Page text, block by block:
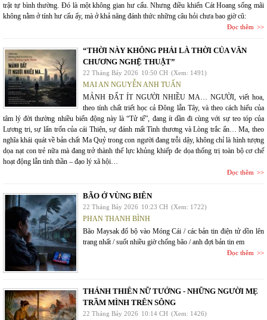
trật tự bình thường. Đó là một không gian hư cấu. Nhưng điều khiến Cát Hoang sống mãi
không nằm ở tính hư cấu ấy, mà ở khả năng đánh thức những câu hỏi chưa bao giờ cũ:
Đọc thêm
“THỜI NÀY KHÔNG PHẢI LÀ THỜI CỦA VĂN
CHƯƠNG NGHỆ THUẬT”
22 Tháng Bảy 2026 10:50 CH (Xem: 1491)
MAI AN NGUYỄN ANH TUẤN
MẢNH ĐẤT ÍT NGƯỜI NHIỀU MA… NGƯỜI, viết hoa,
theo tính chất triết học cả Đông lẫn Tây, và theo cách hiểu của
tâm lý đời thường nhiều biến động này là “Tử tế”, đang ít dần đi cùng với sự teo tóp của
Lương tri, sự lẩn trốn của cái Thiện, sự đánh mất Tình thương và Lòng trắc ẩn… Ma, theo
nghĩa khái quát về bản chất Ma Quỷ trong con người đang trỗi dậy, không chỉ là hình tượng
dọa nạt con trẻ nữa mà đang trở thành thế lực khủng khiếp đe dọa thống trị toàn bộ cơ chế
hoạt động lẫn tinh thần – đạo lý xã hội…
Đọc thêm
BÃO Ở VÙNG BIÊN
22 Tháng Bảy 2026 10:23 CH (Xem: 1722)
PHAN THANH BÌNH
Bão Maysak đổ bộ vào Móng Cái / các bản tin điện tử dồn lên
trang nhất / suốt nhiều giờ chống bão / anh đợi bản tin em
Đọc thêm
THÁNH THIÊN NỮ TƯỚNG - NHỮNG NGƯỜI MẸ
TRẦM MÌNH TRÊN SÔNG
22 Tháng Bảy 2026 10:14 CH (Xem: 1426)